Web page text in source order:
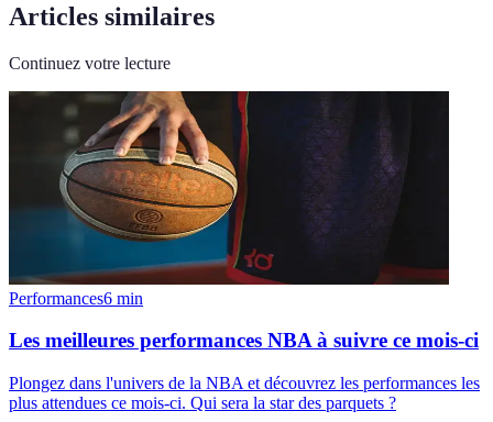
Articles similaires
Continuez votre lecture
Performances6 min
Les meilleures performances NBA à suivre ce mois-ci
Plongez dans l'univers de la NBA et découvrez les performances les
plus attendues ce mois-ci. Qui sera la star des parquets ?